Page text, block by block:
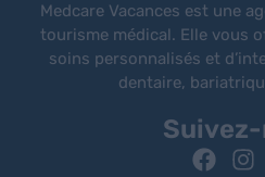
Medcare Vacances est une
tourisme médical. Elle vous
soins personnalisés et
dentaire,